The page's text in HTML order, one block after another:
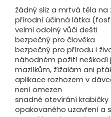
žádný sliz a mrtvá těla na
přírodní účinná látka
velmi odolný vůči dešti
bezpečný pro člověka
bezpečný pro přírodu i
náhodném požití neškodí
mazlíkům, žížalám ani
aplikace rozhozem v
není omezen
snadné otevírání
opakovaného uzavření a